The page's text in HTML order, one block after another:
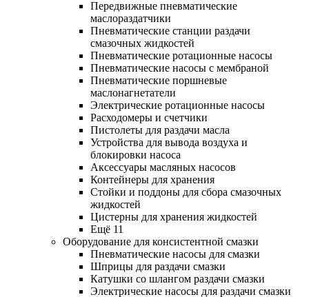
Передвижные пневматические
маслораздатчики
Пневматические станции раздачи
смазочных жидкостей
Пневматические ротационные насосы
Пневматические насосы с мембраной
Пневматические поршневые
маслонагнетатели
Электрические ротационные насосы
Расходомеры и счетчики
Пистолеты для раздачи масла
Устройства для вывода воздуха и
блокировки насоса
Аксессуары масляных насосов
Контейнеры для хранения
Стойки и поддоны для сбора смазочных
жидкостей
Цистерны для хранения жидкостей
Ещё 11
Оборудование для консистентной смазки
Пневматические насосы для смазки
Шприцы для раздачи смазки
Катушки со шлангом раздачи смазки
Электрические насосы для раздачи смазки